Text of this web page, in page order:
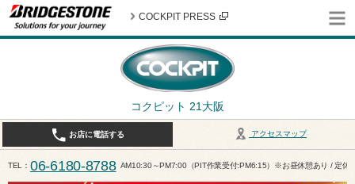
コクピット 21大阪
COCKPIT PRESS
アクセスマップ
お店に電話する
TEL 06-6180-8788 AM10:30～PM7:00（PIT作業受付:PM6:15）※お昼休憩あり / 定休